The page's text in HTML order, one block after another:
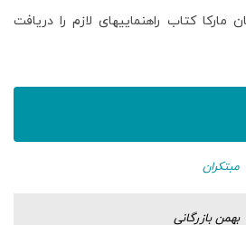
کارشناسان مارکا کتاب راهنمایی­های لازم را دریافت
مبتکران
بهمن بازرگانی